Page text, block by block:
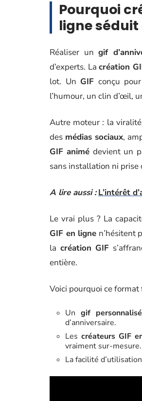
Pourquoi
ligne séduit
Réaliser ungif
d’experts. La création
lot. Un GIF conçu
l’humour, un clin d’œil,
Autre moteur : la
des médias sociaux,
GIF animé devient un
sans installation ni prise
A lire aussi : L’intérêt
Le vrai plus ? La
GIF en ligne n’hésitent
la création GIF
entière.
Voici pourquoi ce
Un gif personnalisé
d’anniversaire.
Les créateurs GIF
vraiment sur-mesure.
La facilité